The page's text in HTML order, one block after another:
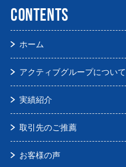
CONTENTS
ホーム
アクティブグループについて
実績紹介
取引先のご推薦
お客様の声